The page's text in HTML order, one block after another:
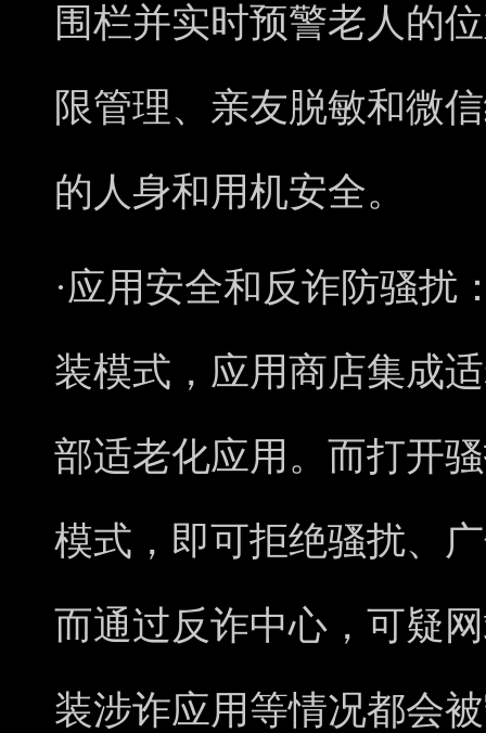
围栏并实时预警老人的
限管理、亲友脱敏和微
的人身和用机安全。
·应用安全和反诈防骚扰
装模式，应用商店集成
部适老化应用。而打开
模式，即可拒绝骚扰、
而通过反诈中心，可疑
装涉诈应用等情况都会